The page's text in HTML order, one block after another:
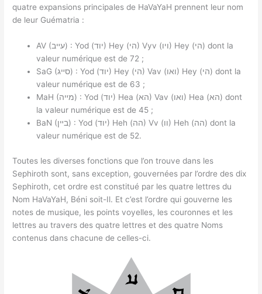
quatre expansions principales de HaVaYaH prennent leur nom
de leur Guématria :
AV (עײב) : Yod (יוד) Hey (הי) Vyv (ויו) Hey (הי) dont la
valeur numérique est de 72 ;
SaG (סײג) : Yod (יוד) Hey (הי) Vav (ואו) Hey (הי) dont la
valeur numérique est de 63 ;
MaH (מײה) : Yod (יוד) Hea (הא) Vav (ואו) Hea (הא) dont
la valeur numérique est de 45 ;
BaN (בײן) : Yod (יוד) Heh (הה) Vv (וו) Heh (הה) dont la
valeur numérique est de 52.
Toutes les diverses fonctions que l’on trouve dans les
Sephiroth sont, sans exception, gouvernées par l’ordre des dix
Sephiroth, cet ordre est constitué par les quatre lettres du
Nom HaVaYaH, Béni soit-Il. Et c’est l’ordre qui gouverne les
notes de musique, les points voyelles, les couronnes et les
lettres au travers des quatre lettres et des quatre Noms
contenus dans chacune de celles-ci.